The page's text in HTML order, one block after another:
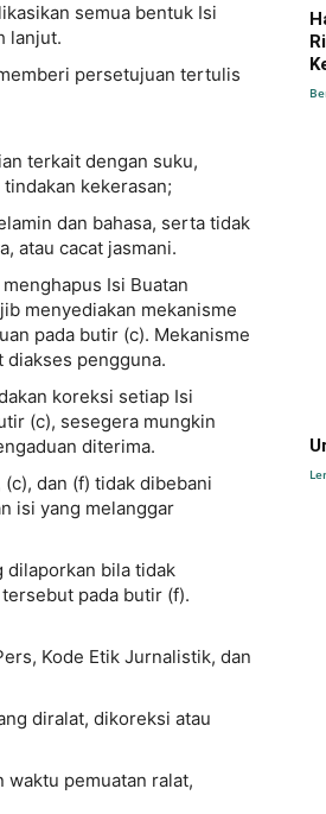
semua bentuk Isi
lanjut.
persetujuan tertulis
terkait dengan suku,
kekerasan;
dan bahasa, serta tidak
atau cacat jasmani.
Isi Buatan
menyediakan mekanisme
pada butir (c). Mekanisme
diakses pengguna.
koreksi setiap Isi
(c), sesegera mungkin
diterima.
dan (f) tidak dibebani
isi yang melanggar
dilaporkan bila tidak
pada butir (f).
Kode Etik Jurnalistik, dan
diralat, dikoreksi atau
waktu pemuatan ralat,